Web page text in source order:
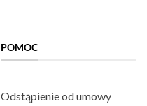
POMOC
Odstąpienie od umowy